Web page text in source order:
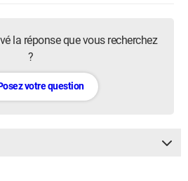
la réponse que vous recherchez
?
votre question